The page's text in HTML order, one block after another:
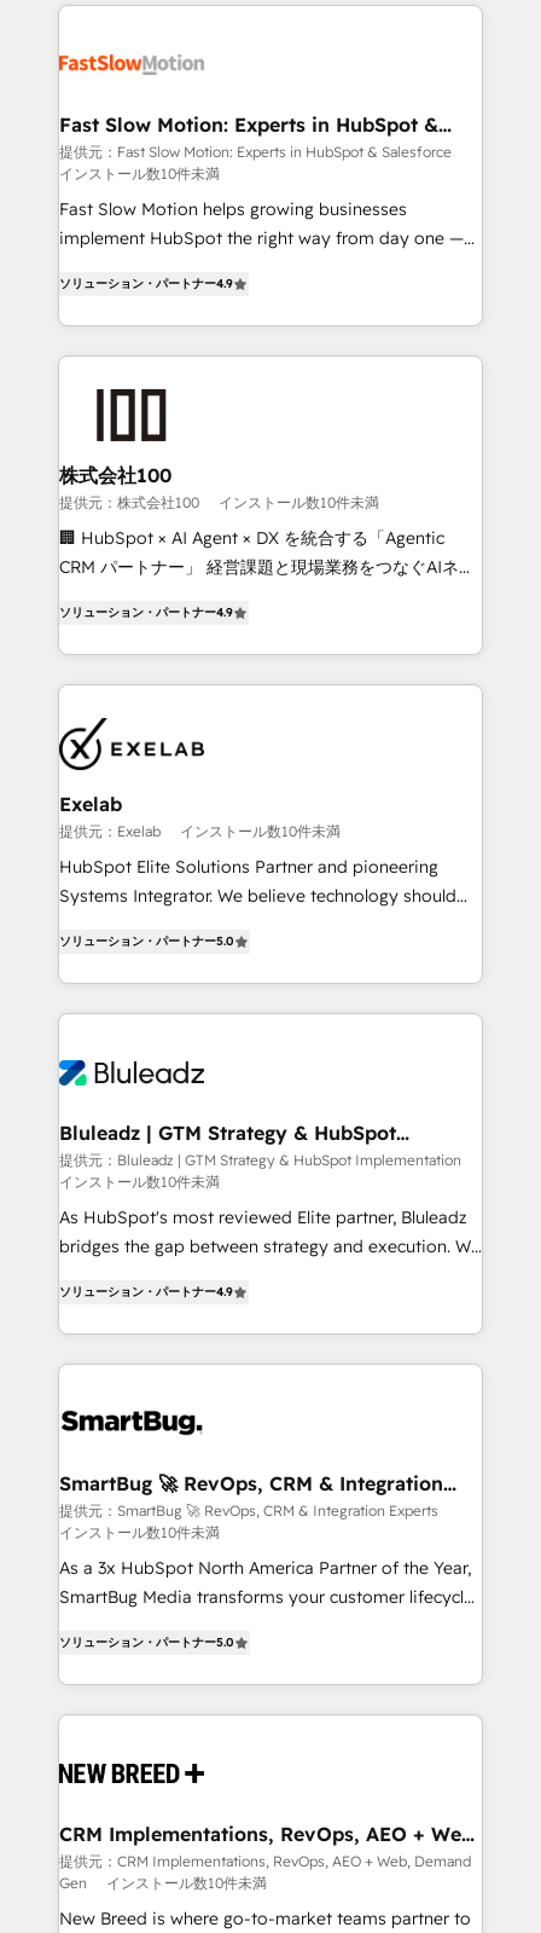
digitaweb.com
design, implement, and optimise HubSpot so it
services include: - Choosing the right HubSpot
package for your business - Full CRM, Marketing, and
Sales Hub implementations - Custom dashboards
and reporting - Workflow automation and data
clean-up - Sales enablement and team training -
Leeds and London, we partner with SMEs across the
UK who are ready to turn HubSpot into the growth
engine it’s meant to be.
Fast Slow Motion: Experts in HubSpot &
Salesforce
提供元：Fast Slow Motion: Experts in HubSpot & Salesforce
インストール数10件未満
Fast Slow Motion helps growing businesses
implement HubSpot the right way from day one —
Highly certified in both HubSpot and Salesforce, we
bring deep experience in CRM implementation,
integrations, and data migration across modern
combines strong technical execution with real
business perspective. Many of our consultants have
scaled businesses themselves, giving us a practical
understanding of what owners and operators need
as their systems, data, and processes evolve. Since
range of industries, including healthcare, software,
B2B services, manufacturing, financial services and
on delivering clean, scalable, AI-ready systems that
create long-term value and a consistently strong
ソリューション・パートナー4.9
株式会社100
提供元：株式会社100 インストール数10件未満
🏢 HubSpot × AI Agent × DX を統合する「Agentic
CRM パートナー」 経営課題と現場業務をつなぐAIネイ
力で顧客フロント業務を再設計します。 💡 100inc は何
をする会社か？ HubSpotを共通基盤に、AIエージェン
トを組み込んだ顧客フロント業務（マーケティング・営
ィブ・エージェンシーです。事業部・グループ会社・部
門が分立する組織で、データと業務プロセスのサイロ化
を、CRMを軸とした全社共通基盤に再構築します。意
思決定者・PMO・現場担当者に並走します。 1️⃣
HubSpot導入・活用支援 顧客データの一元化から、
GTMの見える化・自動化まで。全Hub統合運用、デー
2️⃣ AIエージェント組織構築 営業・マーケティング業務
の一部をAIが自律実行する組織への移行を設計・実装。
DX × AI推進のPMO伴走支援 複数部門をまたぐDX×AI変
革を、構想から実装・定着までPMOとして主導。「設
の統合・浸透・変革管理を実行します。 ▸ CMS戦略設
計・構築：リード獲得・CVR・SEOを前提にした情報設
計・導線設計・テンプレート設計をContent Hubで一体
提供。 ▸ 既存CRM・MAからの移行支援：Salesforce・
Marketo・Pardot等からの移行、カスタム設計、履歴
データ移行と活用設計まで。 ▸ AEO対応：ChatGPT・
ード受賞・HUGリーダー ✓ ISO27001:2022 /
ISO9001:2015 取得 ✓ 400社以上の導入実績 ✓
状整理の壁打ちなど、構想段階からお気軽にお問い合わ
せください。
ソリューション・パートナー4.9
Exelab
提供元：Exelab インストール数10件未満
HubSpot Elite Solutions Partner and pioneering
Systems Integrator. We believe technology should
Every engagement begins with clear objectives,
customer journey mapping, and measurable KPIs.
Only then we architect solutions. The question is
outcomes to deliver. -SYSTEM INTEGRATION-
make HubSpot the operational hub, integrated with
SAP, Microsoft Dynamics, custom ERPs, and any
enterprise platform. Proprietary apps extend
HubSpot beyond standard configurations. -AI-
FIRST- AI across customer-facing operations to
unlock efficiency at scale. From predictive
intelligence to conversational AI, we turn data into
action and automation into competitive advantage.
accreditations
ソリューション・パートナー5.0
Bluleadz | GTM Strategy & HubSpot
Implementation
提供元：Bluleadz | GTM Strategy & HubSpot Implementation
インストール数10件未満
As HubSpot's most reviewed Elite partner, Bluleadz
bridges the gap between strategy and execution. We
Operating System (GTM OS) to align your leadership
and engineer a portal that drives predictable
revenue velocity. 🚀 GTM Strategy & Alignment
stalling growth. Fix your ICP, Math, and Story to stop
Scalable Architecture: Zero-technical-debt setup
across all Hubs, validated by our 7 HubSpot
Accreditations. AI-Powered RevOps: Breeze AI,
custom AI agents, and high-integrity migrations for
total reporting clarity. Security & Compliance: SOC 2
security. 🏆 Why Bluleadz? GTM OS Partner | 16+
Years Experience | 1,000+ Five-Star Reviews
ソリューション・パートナー4.9
SmartBug 🚀 RevOps, CRM & Integration
Experts
提供元：SmartBug 🚀 RevOps, CRM & Integration Experts
インストール数10件未満
As a 3x HubSpot North America Partner of the Year,
SmartBug Media transforms your customer lifecycle
includes specialized divisions Globalia (AI &
Software) and Point Success Media (Paid Media),
making this the official home for all three brands. 🔄
and system integrations powered by Globalia’s
trainers to drive platform adoption. 📈 Revenue
Generation - Full-funnel marketing and high-
performance advertising via Point Success Media. -
Expert deployment of Breeze AI and custom agents
ソリューション・パートナー5.0
CRM Implementations, RevOps, AEO + Web,
Demand Gen
提供元：CRM Implementations, RevOps, AEO + Web, Demand
Gen
インストール数10件未満
New Breed is where go-to-market teams partner to